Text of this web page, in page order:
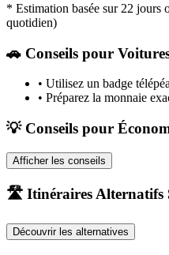
* Estimation basée sur 22 jours
quotidien)
🚗 Conseils pour
• Utilisez un badge
• Préparez la monnaie
💡 Conseils pour
Afficher les conseils
🛣️ Itinéraires Alternatifs
Découvrir les alternatives